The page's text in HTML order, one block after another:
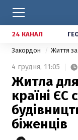
24 КАНАЛ
Закордон Життя
4 грудня, 11:05
Житла для
країні ЄС
біженців